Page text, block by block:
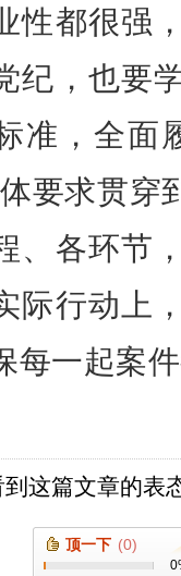
性都很强
纪，也要
准，全面
要求贯穿
、各环节
际行动上
每一起案
这篇文章的表
顶一下 (0)
0